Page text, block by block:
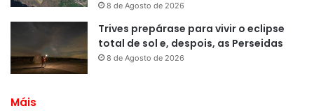
8 de Agosto de 2026
Trives prepárase para vivir o eclipse
total de sol e, despois, as Perseidas
8 de Agosto de 2026
Máis